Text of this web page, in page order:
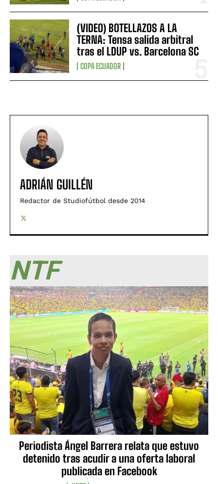
(VIDEO) BOTELLAZOS A LA
TERNA: Tensa salida arbitral
tras el LDUP vs. Barcelona SC
COPA ECUADOR
ADRIÁN GUILLÉN
Redactor de Studiofútbol desde 2014
NTF
Periodista Ángel Barrera relata que estuvo
detenido tras acudir a una oferta laboral
publicada en Facebook